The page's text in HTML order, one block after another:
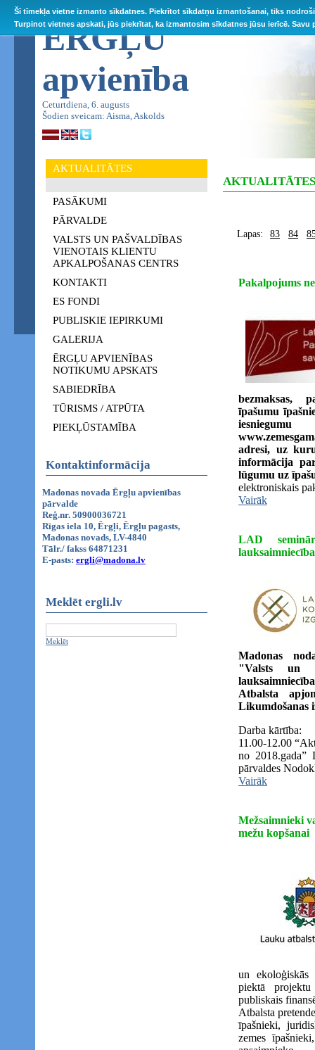
Šī tīmekļa vietne izmanto sīkdatnes. Piekrītot sīkdatņu izmantošanai, tiks
Turpinot vietnes apskati, jūs piekrītat, ka izmantosim sīkdatnes jūsu ierīcē.
ĒRGĻU
apvienība
Ceturtdiena, 6. augusts
Šodien sveicam: Aisma, Askolds
AKTUALITĀTES
PASĀKUMI
PĀRVALDE
VALSTS UN PAŠVALDĪBAS
VIENOTAIS KLIENTU
APKALPOŠANAS CENTRS
KONTAKTI
ES FONDI
PUBLISKIE IEPIRKUMI
GALERIJA
ĒRGĻU APVIENĪBAS
NOTIKUMU APSKATS
SABIEDRĪBA
TŪRISMS / ATPŪTA
PIEKĻŪSTAMĪBA
Kontaktinformācija
Madonas novada Ērgļu apvienības
pārvalde
Reģ.nr. 50900036721
Rīgas iela 10, Ērgļi, Ērgļu pagasts,
Madonas novads, LV-4840
Tālr./ fakss 64871231
E-pasts: ergli@madona.lv
Meklēt ergli.lv
Meklēt
AKTUALITĀTES
Lapas: 83 84
Pakalpojums
bezmaksas,
īpašumu
adresi, uz
informācija
lūgumu uz
elektroniskais
Vairāk
LAD
Madonas
"Valsts un
Atbalsta
Likumdošanas
Darba kārtība:
11.00-12.00
no
pārvaldes
Vairāk
Mežsaimnieki
mežu kopšanai
un
piektā
publiskais
Atbalsta
īpašnieki,
zemes